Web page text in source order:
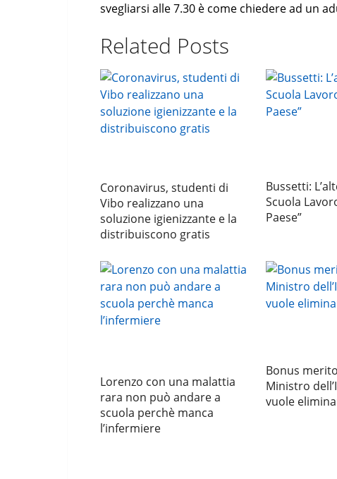
svegliarsi alle 7.30 è come chiedere ad un
Related Posts
Coronavirus, studenti di
Vibo realizzano una
soluzione igienizzante e la
distribuiscono gratis
Bussetti:
Scuola
Paese”
Lorenzo con una malattia
rara non può andare a
scuola perchè manca
l’infermiere
Bonus
Ministro
vuole